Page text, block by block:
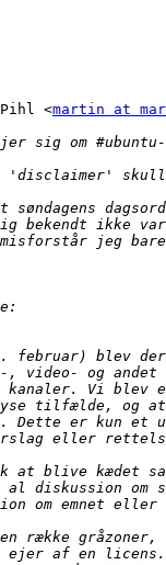
<martin at